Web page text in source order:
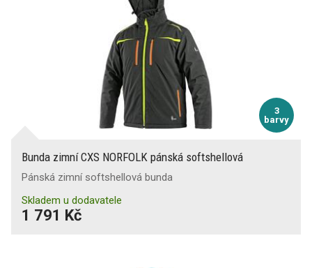
3
barvy
Bunda zimní CXS NORFOLK pánská softshellová
Pánská zimní softshellová bunda
Skladem u dodavatele
1 791 Kč